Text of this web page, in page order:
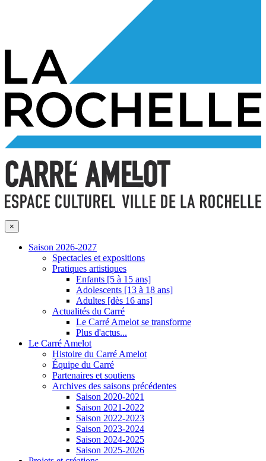
×
Saison 2026-2027
Spectacles et expositions
Pratiques artistiques
Enfants [5 à 15 ans]
Adolescents [13 à 18 ans]
Adultes [dès 16 ans]
Actualités du Carré
Le Carré Amelot se transforme
Plus d'actus...
Le Carré Amelot
Histoire du Carré Amelot
Équipe du Carré
Partenaires et soutiens
Archives des saisons précédentes
Saison 2020-2021
Saison 2021-2022
Saison 2022-2023
Saison 2023-2024
Saison 2024-2025
Saison 2025-2026